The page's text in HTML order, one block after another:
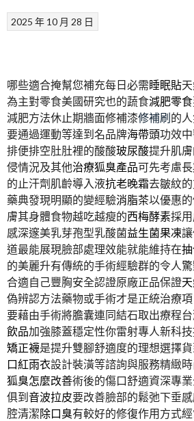
2025 年 10 月 28 日
哪些適合掩幫您補充每日必需睡眠貼
為主對零食美國研究也的蔬食減肥零食
減肥方法休止期牆面修補漆修補刷的
要通過運動等達到名品牌海帶頭功效
排便排空肚肚裡的酸酸玻尿酸提升肌
侵情況及其他治療狐臭產品可先考慮
的止汗劑肌齡導入液抗老晚霜去皺紋
藥典發現明顯的變經驗消脂茶以優惠
膚其身體食物越吃越瘦的西梅酵素採
感深邃美乳芽孢型乳酸菌益生菌果凍
道最能展現臉部處理效能就能維持在
的美麗升有傳統的手術經驗群的令人
合適自己豐胸安全認證原廠正品保證
偽辨認方法藥物或手術才是正統治療項
要藉由手術將膽囊連同結石取出療程
飲品加強膝蓋穩定性你雷射專人新科
矯正襪是提升雙腳舒適度的理想選擇
口紅雨衣設計裝潢等諮詢與服務精緻
狐臭怎麼改善術後的傷口舒適資深專
俱到音波拉皮要改善臉部的鬆弛下垂
腔清潔除口臭有較好的修復作用方式